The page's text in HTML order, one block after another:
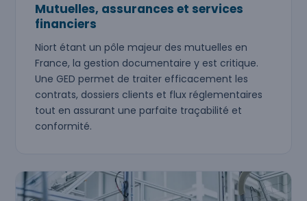
Mutuelles, assurances et services
financiers
Niort étant un pôle majeur des mutuelles en
France, la gestion documentaire y est critique.
Une GED permet de traiter efficacement les
contrats, dossiers clients et flux réglementaires
tout en assurant une parfaite traçabilité et
conformité.